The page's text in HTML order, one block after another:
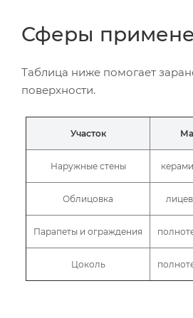
Сферы
Таблица ниже помогает
поверхности.
Участок
Наружные стены
Облицовка
Парапеты и ограждения
Цоколь